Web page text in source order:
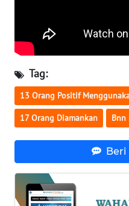
Tag:
13 Orang Positif
17 Orang Diamankan Bnn
WN
BENGKULU
WN
LAMPUNG
WN
NUSANTARA